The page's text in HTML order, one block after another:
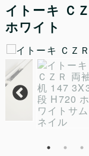
イトーキ Ｃ
ホワイト